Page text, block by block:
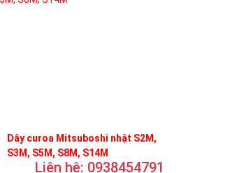
Dây curoa Mitsuboshi nhật S2M,
S3M, S5M, S8M, S14M
Liên hệ: 0938454791